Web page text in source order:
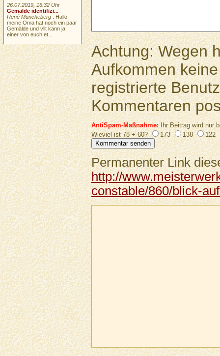
Achtung: Wegen
Aufkommen
registrierte
Kommentaren
AntiSpam-Maßnahme:Ihr Beitrag wird nur
Wieviel ist 78 + 60?
173 138 122
Permanenter Link
http://
constable/860/blick-
26.07.2019, 16:32 Uhr
Gemälde identifizi...
René Müncheberg : Hallo,
meine Oma hat noch ein paar
Gemälde und vllt kann ja
einer von euch et...